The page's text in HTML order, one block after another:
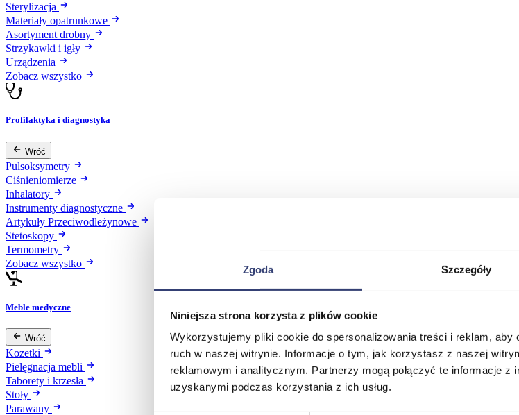
Zgoda Szczegóły
Niniejsza strona korzysta z plików cookie
Wykorzystujemy pliki cookie do spersonalizowania treści i reklam, aby
ruch w naszej witrynie. Informacje o tym, jak korzystasz z naszej
reklamowym i analitycznym. Partnerzy mogą połączyć te informacje z
uzyskanymi podczas korzystania z ich usług.
Sterylizacja
Materiały opatrunkowe
Asortyment drobny
Strzykawki i igły
Urządzenia
Zobacz wszystko
Profilaktyka i diagnostyka
Wróć
Pulsoksymetry
Ciśnieniomierze
Inhalatory
Instrumenty diagnostyczne
Artykuły Przeciwodleżynowe
Stetoskopy
Termometry
Zobacz wszystko
Meble medyczne
Wróć
Kozetki
Pielęgnacja mebli
Taborety i krzesła
Stoły
Parawany